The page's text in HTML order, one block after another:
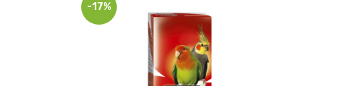
-17%